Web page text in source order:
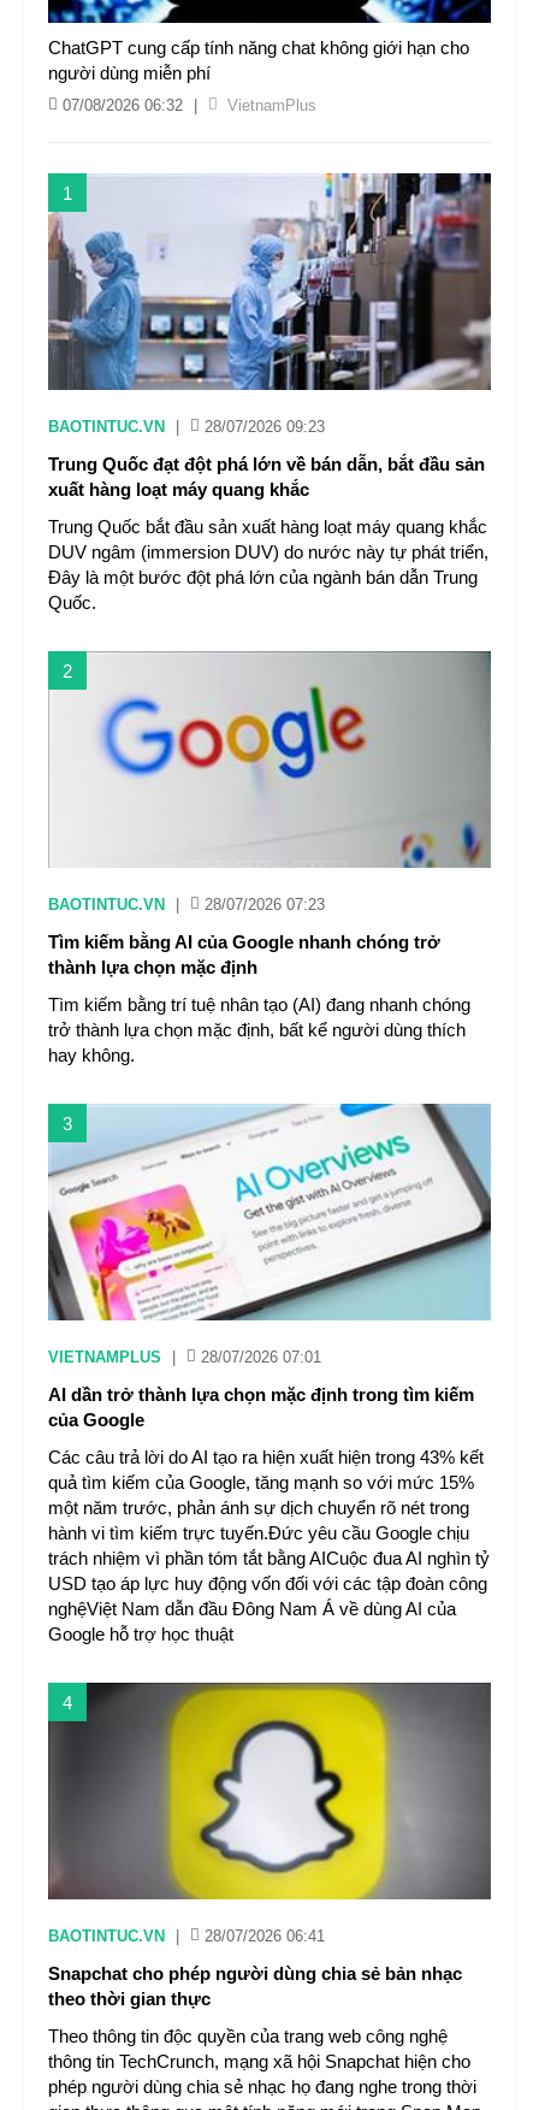
ChatGPT cung cấp tính năng chat không giới hạn cho
người dùng miễn phí
07/08/2026 06:32 VietnamPlus
1
BAOTINTUC.VN 28/07/2026 09:23
Trung Quốc đạt đột phá lớn về bán dẫn, bắt đầu sản
xuất hàng loạt máy quang khắc
Trung Quốc bắt đầu sản xuất hàng loạt máy quang khắc
DUV ngâm (immersion DUV) do nước này tự phát triển,
Đây là một bước đột phá lớn của ngành bán dẫn Trung
Quốc.
2
BAOTINTUC.VN 28/07/2026 07:23
Tìm kiếm bằng AI của Google nhanh chóng trở
thành lựa chọn mặc định
Tìm kiếm bằng trí tuệ nhân tạo (AI) đang nhanh chóng
trở thành lựa chọn mặc định, bất kể người dùng thích
hay không.
3
VIETNAMPLUS 28/07/2026 07:01
AI dần trở thành lựa chọn mặc định trong tìm kiếm
của Google
Các câu trả lời do AI tạo ra hiện xuất hiện trong 43% kết
quả tìm kiếm của Google, tăng mạnh so với mức 15%
một năm trước, phản ánh sự dịch chuyển rõ nét trong
hành vi tìm kiếm trực tuyến.Đức yêu cầu Google chịu
trách nhiệm vì phần tóm tắt bằng AICuộc đua AI nghìn tỷ
USD tạo áp lực huy động vốn đối với các tập đoàn công
nghệViệt Nam dẫn đầu Đông Nam Á về dùng AI của
Google hỗ trợ học thuật
4
BAOTINTUC.VN 28/07/2026 06:41
Snapchat cho phép người dùng chia sẻ bản nhạc
theo thời gian thực
Theo thông tin độc quyền của trang web công nghệ
thông tin TechCrunch, mạng xã hội Snapchat hiện cho
phép người dùng chia sẻ nhạc họ đang nghe trong thời